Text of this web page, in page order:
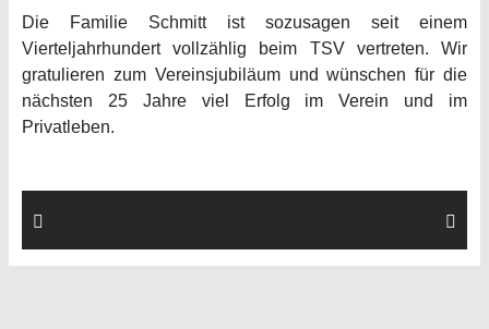
Die Familie Schmitt ist sozusagen seit einem
Vierteljahrhundert vollzählig beim TSV vertreten. Wir
gratulieren zum Vereinsjubiläum und wünschen für die
nächsten 25 Jahre viel Erfolg im Verein und im
Privatleben.